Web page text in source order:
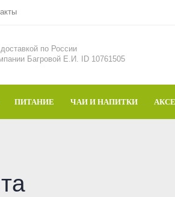
по России
Багровой Е.И. ID 10761505
ПИТАНИЕ ЧАИ И НАПИТКИ